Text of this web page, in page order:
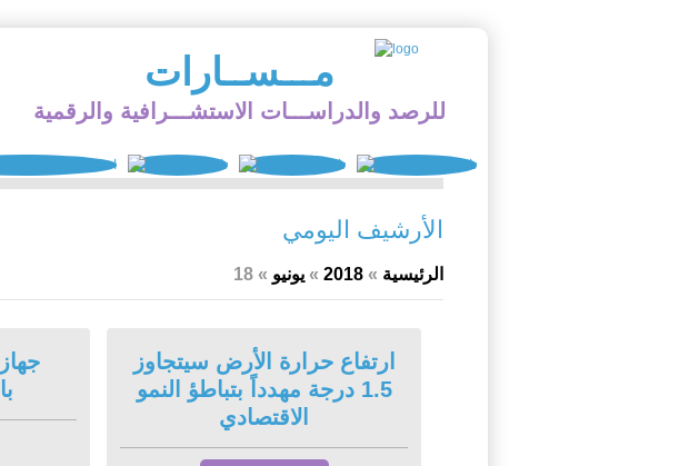
مـــســارات
للرصد والدراســـات الاستشـــرافية والرقمية
الأرشيف اليومي
الرئيسية »
2018
» يونيو »
18
ارتفاع حرارة الأرض سيتجاوز
1.5 درجة مهدداً بتباطؤ النمو
الاقتصادي